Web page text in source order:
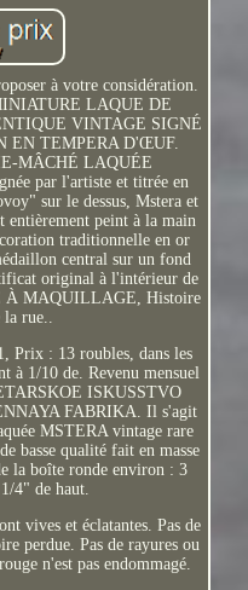
à votre considération.
LAQUE DE
VINTAGE SIGNÉ
EN TEMPERA D'ŒUF.
MÂCHÉ LAQUÉE
par l'artiste et titrée en
sur le dessus, Mstera et
entièrement peint à la main
traditionnelle en or
central sur un fond
original à l'intérieur de
À MAQUILLAGE, Histoire
la rue..
Prix : 13 roubles, dans les
à 1/10 de. Revenu mensuel
ISKUSSTVO
FABRIKA. Il s'agit
MSTERA vintage rare
basse qualité fait en masse
la boîte ronde environ : 3
4" de haut.
vives et éclatantes. Pas de
perdue. Pas de rayures ou
n'est pas endommagé.